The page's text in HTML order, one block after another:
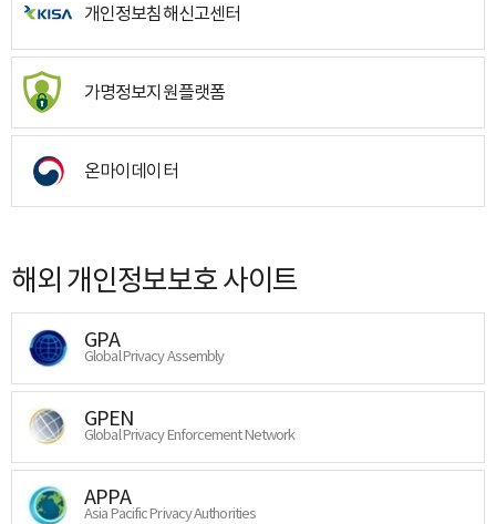
개인정보침해신고센터
가명정보지원플랫폼
온마이데이터
해외 개인정보보호 사이트
GPA
Global Privacy Assembly
GPEN
Global Privacy Enforcement Network
APPA
Asia Pacific Privacy Authorities